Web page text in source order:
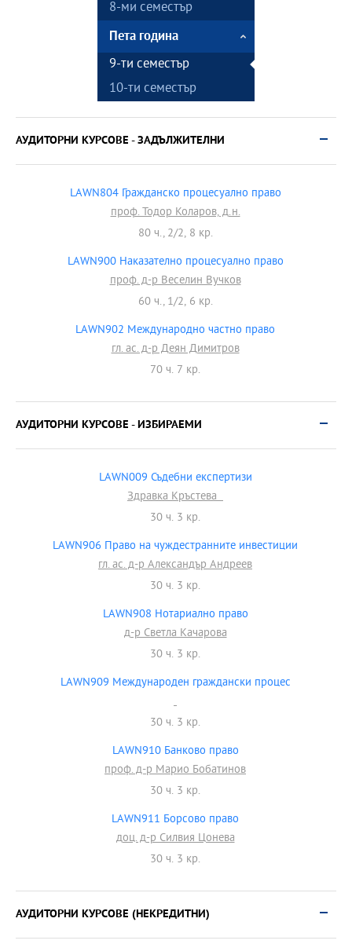
8-ми семестър
Пета година
9-ти семестър
10-ти семестър
АУДИТОРНИ КУРСОВЕ - ЗАДЪЛЖИТЕЛНИ
LAWN804 Гражданско процесуално право
проф. Тодор Коларов, д.н.
80 ч., 2/2, 8 кр.
LAWN900 Наказателно процесуално право
проф. д-р Веселин Вучков
60 ч., 1/2, 6 кр.
LAWN902 Международно частно право
гл. ас. д-р Деян Димитров
70 ч. 7 кр.
АУДИТОРНИ КУРСОВЕ - ИЗБИРАEМИ
LAWN009 Съдебни експертизи
Здравка Кръстева
30 ч. 3 кр.
LAWN906 Право на чуждестранните инвестиции
гл. ас. д-р Александър Андреев
30 ч. 3 кр.
LAWN908 Нотариално право
д-р Светла Качарова
30 ч. 3 кр.
LAWN909 Международен граждански процес
30 ч. 3 кр.
LAWN910 Банково право
проф. д-р Марио Бобатинов
30 ч. 3 кр.
LAWN911 Борсово право
доц. д-р Силвия Цонева
30 ч. 3 кр.
АУДИТОРНИ КУРСОВЕ (НЕКРЕДИТНИ)